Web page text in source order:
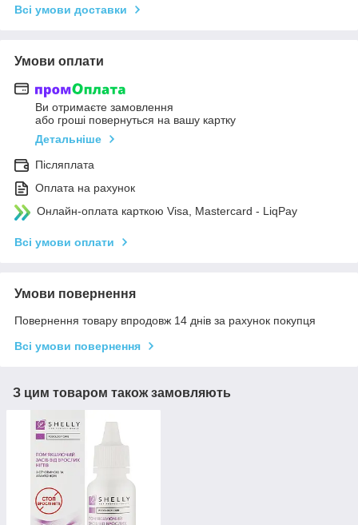
Всі умови доставки
Умови оплати
Ви отримаєте замовлення
або гроші повернуться на вашу картку
Детальніше
Післяплата
Оплата на рахунок
Онлайн-оплата карткою Visa, Mastercard - LiqPay
Всі умови оплати
Умови повернення
Повернення товару впродовж 14 днів за рахунок покупця
Всі умови повернення
З цим товаром також замовляють